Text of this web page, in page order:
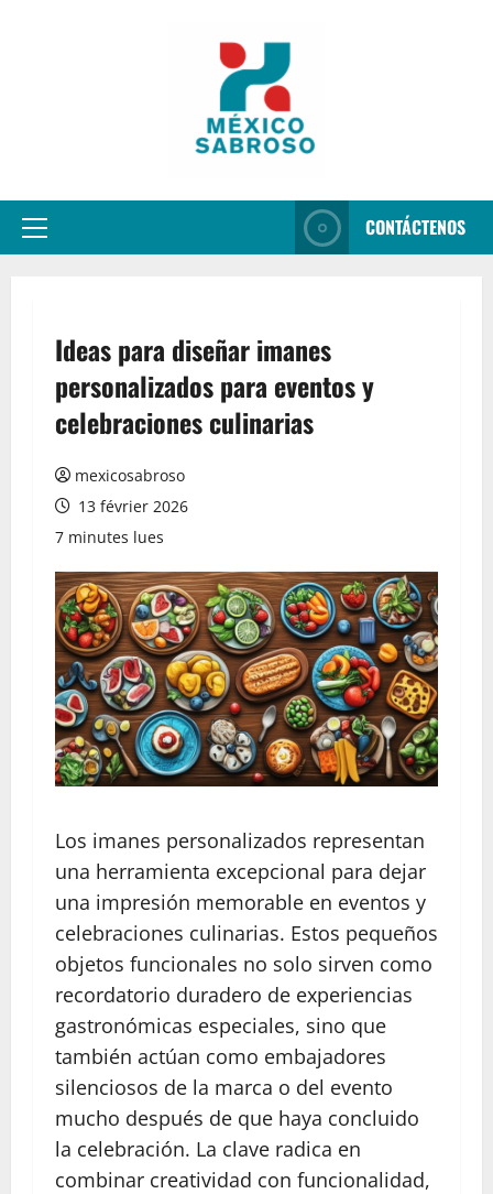
Menu
CONTÁCTENOS
Ideas para diseñar imanes
personalizados para eventos y
celebraciones culinarias
mexicosabroso
13 février 2026
7 minutes lues
Los imanes personalizados representan
una herramienta excepcional para dejar
una impresión memorable en eventos y
celebraciones culinarias. Estos pequeños
objetos funcionales no solo sirven como
recordatorio duradero de experiencias
gastronómicas especiales, sino que
también actúan como embajadores
silenciosos de la marca o del evento
mucho después de que haya concluido
la celebración. La clave radica en
combinar creatividad con funcionalidad,